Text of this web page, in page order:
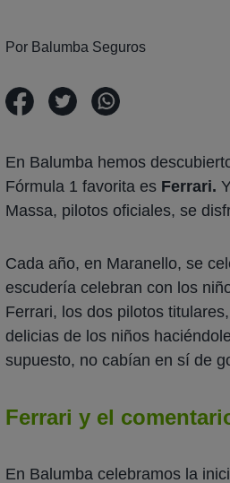
Por Balumba Seguros
En Balumba hemos
Fórmula 1 favorita es Ferrari.
Massa, pilotos oficiales, se
Cada año, en Maranello, se
escudería celebran con los
Ferrari, los dos pilotos
delicias de los niños
supuesto, no cabían en sí de
Ferrari y el
En Balumba celebramos la